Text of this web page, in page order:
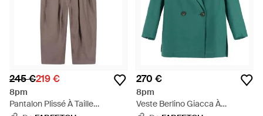
245 €219 €
8pm
Pantalon Plissé À Taille
270 €
8pm
Veste Berlino Giacca À